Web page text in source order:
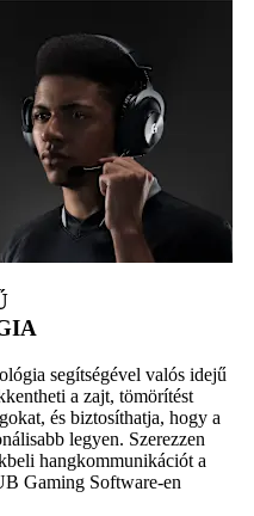
segítségével valós idejű
a zajt, tömörítést
és biztosíthatja, hogy a
legyen. Szerezzen
hangkommunikációt a
Gaming Software-en